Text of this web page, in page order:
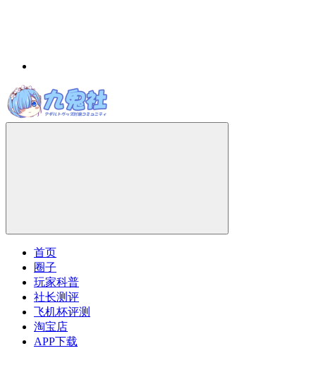
首页
圈子
玩家科普
社长测评
飞机杯评测
淘宝店
APP下载